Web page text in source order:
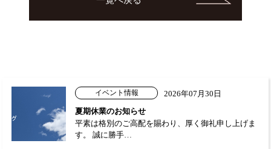
イベント情報
2026年07月30日
夏期休業のお知らせ
平素は格別のご高配を賜わり、厚く御礼申し上げま
す。 誠に勝手…